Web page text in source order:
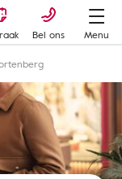
Bel ons
Menu